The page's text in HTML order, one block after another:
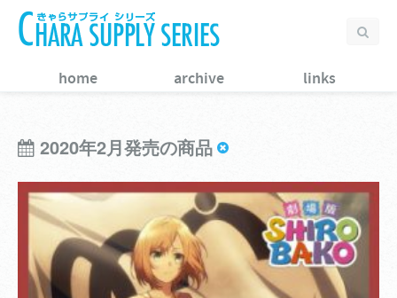
home archive links
2020年2月発売の商品